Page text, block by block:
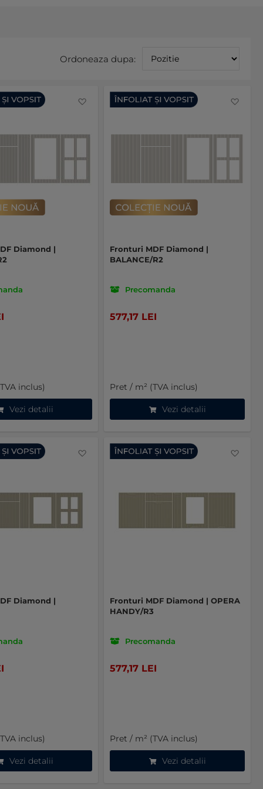
Ordoneaza dupa:
Diamond |
inclus)
Vezi detalii
Favorite
Fronturi MDF Diamond |
BALANCE/R2
Precomanda
577,17 LEI
Pret / m² (TVA inclus)
Vezi detalii
Diamond |
inclus)
Vezi detalii
Favorite
Fronturi MDF Diamond | OPERA
HANDY/R3
Precomanda
577,17 LEI
Pret / m² (TVA inclus)
Vezi detalii